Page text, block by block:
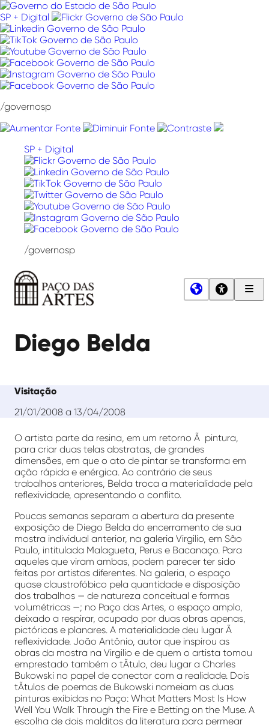
Pular
para
o
conteúdo
SP + Digital
/governosp
SP + Digital
/governosp
Artes
Diego Belda
Visitação
21/01/2008 a 13/04/2008
O artista parte da resina, em um retorno Ã pintura,
para criar duas telas abstratas, de grandes
dimensões, em que o ato de pintar se transforma em
ação rápida e enérgica. Ao contrário de seus
trabalhos anteriores, Belda troca a materialidade pela
reflexividade, apresentando o conflito.
Poucas semanas separam a abertura da presente
exposição de Diego Belda do encerramento de sua
mostra individual anterior, na galeria Virgilio, em São
Paulo, intitulada Malagueta, Perus e Bacanaço. Para
aqueles que viram ambas, podem parecer ter sido
feitas por artistas diferentes. Na galeria, o espaço
quase claustrofóbico pela quantidade e disposição
dos trabalhos — de natureza conceitual e formas
volumétricas —; no Paço das Artes, o espaço amplo,
deixado a respirar, ocupado por duas obras apenas,
pictóricas e planares. A materialidade deu lugar Ã
reflexividade. João Antônio, autor que inspirou as
obras da mostra na Virgilio e de quem o artista tomou
emprestado também o tÃ­tulo, deu lugar a Charles
Bukowski no papel de conector com a realidade. Dois
tÃ­tulos de poemas de Bukowski nomeiam as duas
pinturas exibidas no Paço: What Matters Most Is How
Well You Walk Through the Fire e Betting on the Muse. A
escolha de dois malditos da literatura para permear